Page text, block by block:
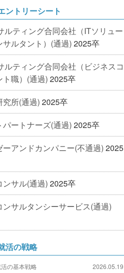
ントリーシート
ルティング合同会社（ITソリュー
サルタント）(通過) 2025卒
ルティング合同会社（ビジネスコ
ト職）(通過) 2025卒
究所(通過) 2025卒
パートナーズ(通過) 2025卒
ーアンドカンパニー(不通過) 2025
ンサル(通過) 2025卒
ンサルタンシーサービス(通過)
活の戦略
の基本戦略 2026.05.19